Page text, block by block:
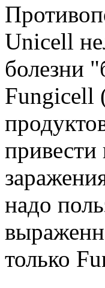
Unicell
болезни
Fungicell
надо
только